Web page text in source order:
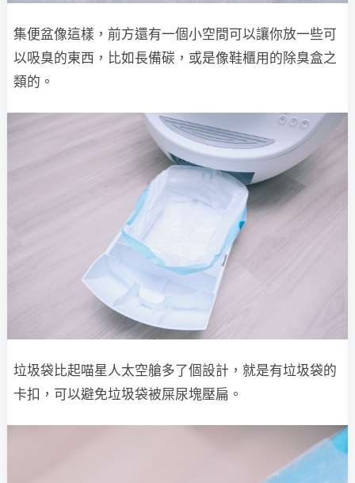
集便盆像這樣，前方還有一個小空間可以讓你放一些可
以吸臭的東西，比如長備碳，或是像鞋櫃用的除臭盒之
類的。
垃圾袋比起喵星人太空艙多了個設計，就是有垃圾袋的
卡扣，可以避免垃圾袋被屎尿塊壓扁。